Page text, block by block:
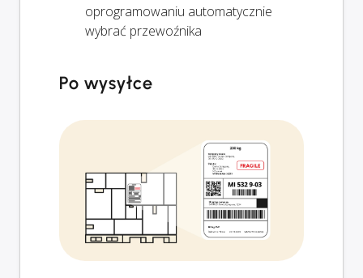
oprogramowaniu automatycznie
wybrać przewoźnika
Po wysyłce